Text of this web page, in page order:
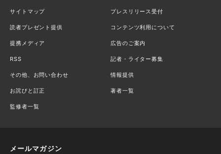
サイトマップ プレスリリース受付
読者プレゼント提供 コンテンツ利用について
提携メディア 広告のご案内
RSS 記者・ライター募集
その他、お問い合わせ 情報提供
お詫びと訂正 著者一覧
監修者一覧
メールマガジン